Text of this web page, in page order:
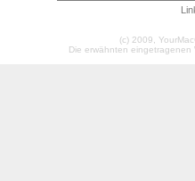
(c) 2009,
Die erwähnten eingetragenen